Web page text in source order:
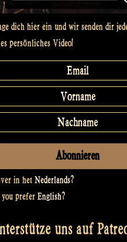
dich hier ein und wir senden dir
persönliches Video!
in het Nederlands?
prefer English?
uns auf